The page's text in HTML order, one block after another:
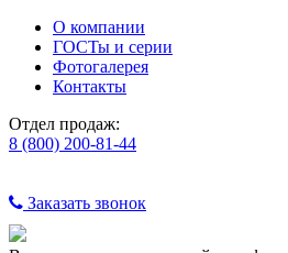
О компании
ГОСТы и серии
Фотогалерея
Контакты
Отдел продаж:
8 (800) 200-81-44
Заказать звонок